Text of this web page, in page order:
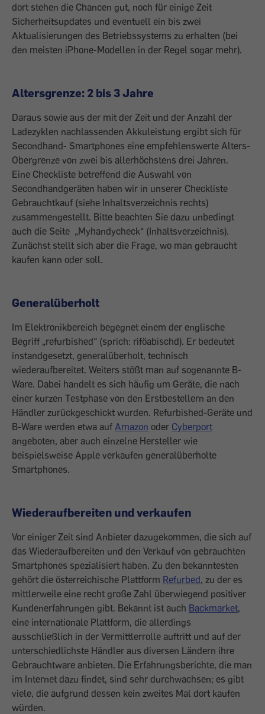
dort stehen die Chancen gut, noch für einige Zeit
Sicherheitsupdates und even­tuell ein bis zwei
Aktualisierungen des Betriebssystems zu erhalten (bei
den meisten iPhone-Modellen in der Regel sogar mehr).
Altersgrenze: 2 bis 3 Jahre
Daraus sowie aus der mit der Zeit und der Anzahl der
Ladezyklen nachlassenden ­Akkuleistung ergibt sich für
Secondhand- Smartphones eine empfehlenswerte Alters-
Obergrenze von zwei bis allerhöchstens drei Jahren.
Eine Checkliste betreffend die Auswahl von
Secondhandgeräten haben wir in unserer Checkliste
Gebrauchtkauf (siehe Inhaltsverzeichnis rechts)
zusammengestellt. Bitte beachten Sie dazu unbedingt
auch die Seite „Myhandycheck“ (Inhaltsverzeichnis).
Zunächst stellt sich aber die Frage, wo man gebraucht
kaufen kann oder soll.
Generalüberholt
Im Elektronikbereich begegnet einem der englische
Begriff „refurbished“ (sprich: riföabischd). Er bedeutet
instandgesetzt, generalüberholt, technisch
wiederaufbereitet. Weiters stößt man auf sogenannte B-
Ware. Dabei handelt es sich häufig um Geräte, die nach
einer kurzen Testphase von den Erstbestellern an den
Händler zurückgeschickt wurden. Refurbished-Geräte und
B-Ware werden etwa auf Amazon oder Cyberport
angeboten, aber auch einzelne Hersteller wie
beispielsweise Apple verkaufen generalüberholte
Smartphones.
Wiederaufbereiten und verkaufen
Vor einiger Zeit sind Anbieter dazugekommen, die sich auf
das Wiederauf­bereiten und den Verkauf von gebrauchten
Smartphones spezialisiert haben. Zu den bekanntesten
gehört die österreichische Plattform Refurbed, zu der es
mittlerweile eine recht große Zahl überwiegend positiver
Kundenerfahrungen gibt. Bekannt ist auch Backmarket,
eine internationale Plattform, die allerdings
ausschließlich in der Vermittlerrolle auftritt und auf der
unterschiedlichste Händler aus diversen Ländern ihre
Gebrauchtware anbieten. Die Erfahrungsberichte, die man
im Internet dazu findet, sind sehr durchwachsen; es gibt
viele, die aufgrund dessen kein zweites Mal dort kaufen
würden.